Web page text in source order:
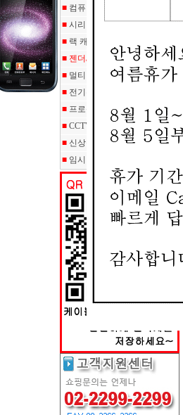
■ 컴퓨터주변기기
■ 시리얼 통신장비
■ 랙 캐비넷/랜툴/자재/공구
■ 젠더/커넥터/부트/보호캡
■ 멀티탭/악세사리/소모품
■ 전기관련용품/케이블
■ 프로젝터/스크린
■ CCTV/DVR솔루션
■ 신상품
■ 임시 상품등록